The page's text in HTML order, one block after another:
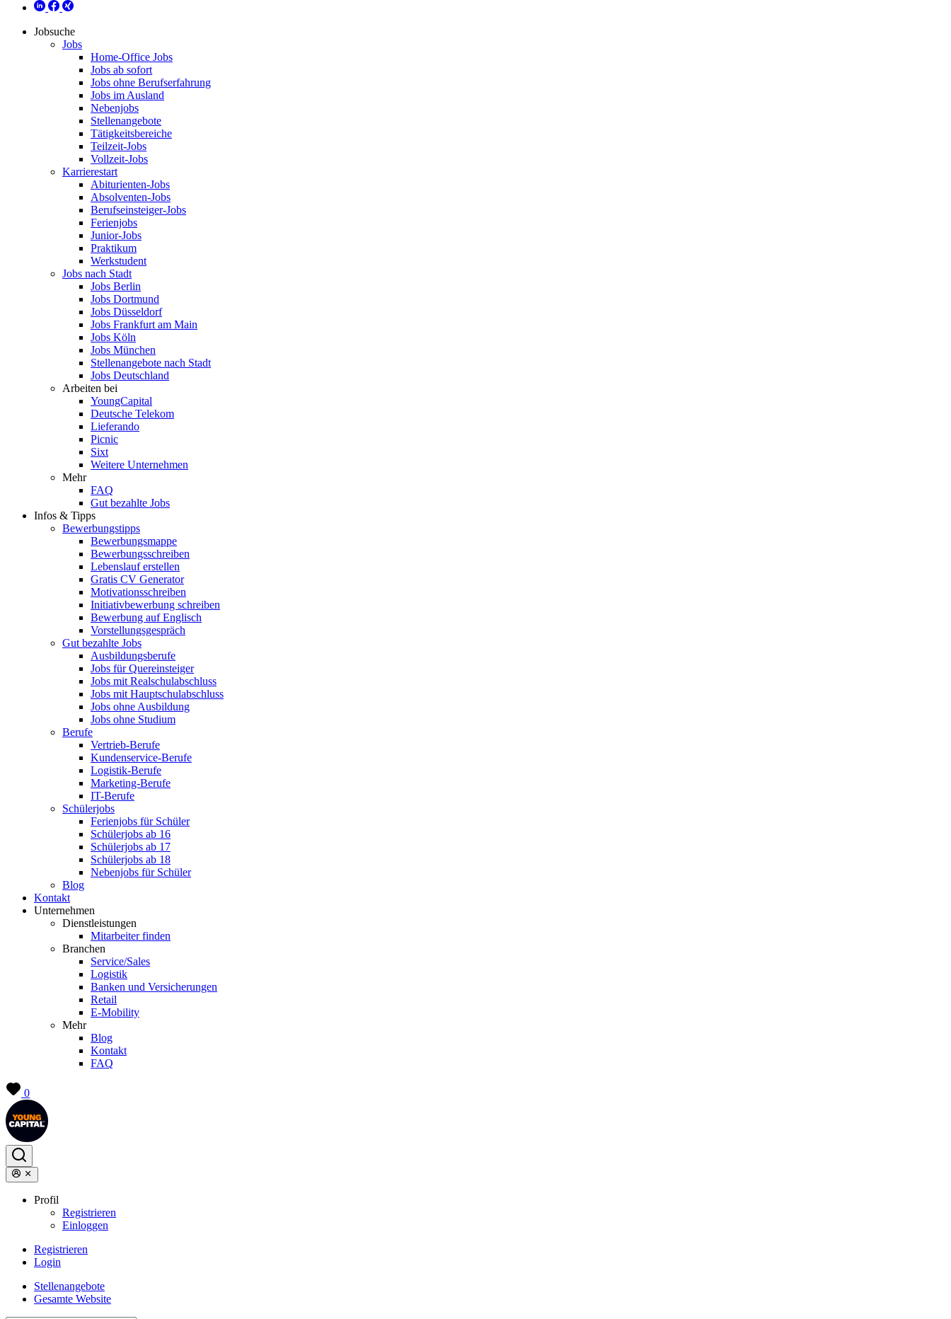
Jobsuche
Jobs
Home-Office Jobs
Jobs ab sofort
Jobs ohne Berufserfahrung
Jobs im Ausland
Nebenjobs
Stellenangebote
Tätigkeitsbereiche
Teilzeit-Jobs
Vollzeit-Jobs
Karrierestart
Abiturienten-Jobs
Absolventen-Jobs
Berufseinsteiger-Jobs
Ferienjobs
Junior-Jobs
Praktikum
Werkstudent
Jobs nach Stadt
Jobs Berlin
Jobs Dortmund
Jobs Düsseldorf
Jobs Frankfurt am Main
Jobs Köln
Jobs München
Stellenangebote nach Stadt
Jobs Deutschland
Arbeiten bei
YoungCapital
Deutsche Telekom
Lieferando
Picnic
Sixt
Weitere Unternehmen
Mehr
FAQ
Gut bezahlte Jobs
Infos & Tipps
Bewerbungstipps
Bewerbungsmappe
Bewerbungsschreiben
Lebenslauf erstellen
Gratis CV Generator
Motivationsschreiben
Initiativbewerbung schreiben
Bewerbung auf Englisch
Vorstellungsgespräch
Gut bezahlte Jobs
Ausbildungsberufe
Jobs für Quereinsteiger
Jobs mit Realschulabschluss
Jobs mit Hauptschulabschluss
Jobs ohne Ausbildung
Jobs ohne Studium
Berufe
Vertrieb-Berufe
Kundenservice-Berufe
Logistik-Berufe
Marketing-Berufe
IT-Berufe
Schülerjobs
Ferienjobs für Schüler
Schülerjobs ab 16
Schülerjobs ab 17
Schülerjobs ab 18
Nebenjobs für Schüler
Blog
Kontakt
Unternehmen
Dienstleistungen
Mitarbeiter finden
Branchen
Service/Sales
Logistik
Banken und Versicherungen
Retail
E-Mobility
Mehr
Blog
Kontakt
FAQ
0
Profil
Registrieren
Einloggen
Registrieren
Login
Stellenangebote
Gesamte Website